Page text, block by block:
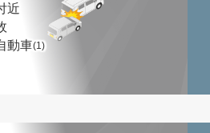
近
動車(1)